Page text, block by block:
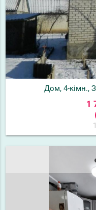
Дом, 4-кімн.,
1